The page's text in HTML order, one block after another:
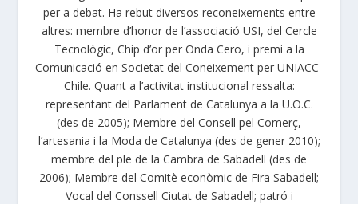
per a debat. Ha rebut diversos reconeixements entre
altres: membre d’honor de l’associació USI, del Cercle
Tecnològic, Chip d’or per Onda Cero, i premi a la
Comunicació en Societat del Coneixement per UNIACC-
Chile. Quant a l’activitat institucional ressalta:
representant del Parlament de Catalunya a la U.O.C.
(des de 2005); Membre del Consell pel Comerç,
l’artesania i la Moda de Catalunya (des de gener 2010);
membre del ple de la Cambra de Sabadell (des de
2006); Membre del Comitè econòmic de Fira Sabadell;
Vocal del Conssell Ciutat de Sabadell; patró i